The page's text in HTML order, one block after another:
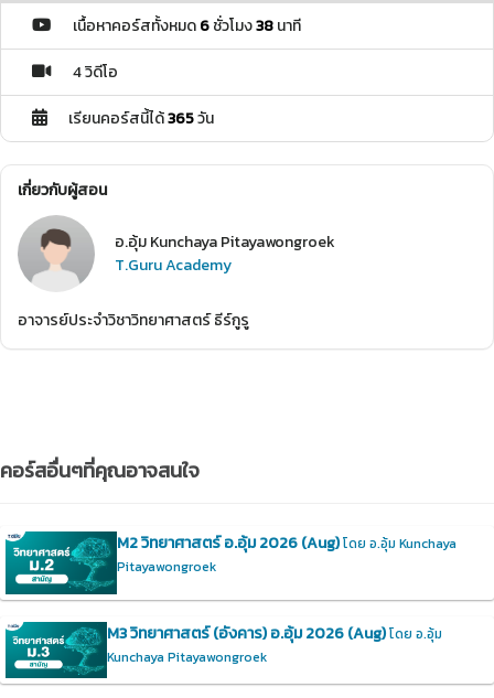
เนื้อหาคอร์สทั้งหมด6ชั่วโมง38นาที
4 วิดีโอ
เรียนคอร์สนี้ได้365วัน
เกี่ยวกับผู้สอน
อ.อุ้ม Kunchaya Pitayawongroek
T.Guru Academy
อาจารย์ประจำวิชาวิทยาศาสตร์ ธีร์กูรู
คอร์สอื่นๆที่คุณอาจสนใจ
M2 วิทยาศาสตร์ อ.อุ้ม 2026 (Aug)โดย อ.อุ้ม Kunchaya
Pitayawongroek
M3 วิทยาศาสตร์ (อังคาร) อ.อุ้ม 2026 (Aug)โดย อ.อุ้ม
Kunchaya Pitayawongroek